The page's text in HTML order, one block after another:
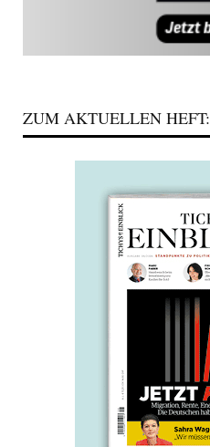
ZUM AKTUELLEN HEFT: